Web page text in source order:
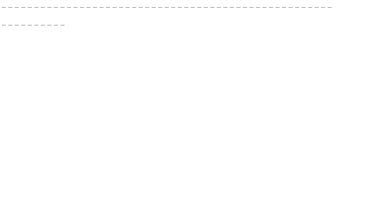
---------------------------------------------------
----------